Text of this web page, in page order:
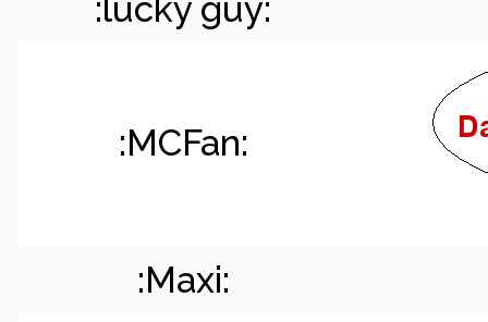
:lucky guy:
:MCFan:
:Maxi: